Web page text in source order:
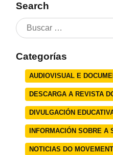
Search
Categorías
AUDIOVISUAL E
DESCARGA A REVISTA
DIVULGACIÓN
INFORMACIÓN SOBRE A
NOTICIAS DO